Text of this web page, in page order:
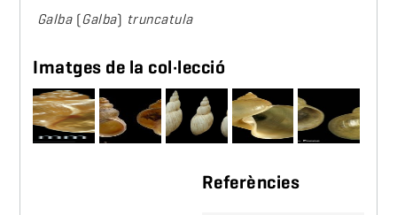
Galba(Galba) truncatula
Imatges de la col·lecció
Referències